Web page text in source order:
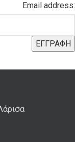
Email address: